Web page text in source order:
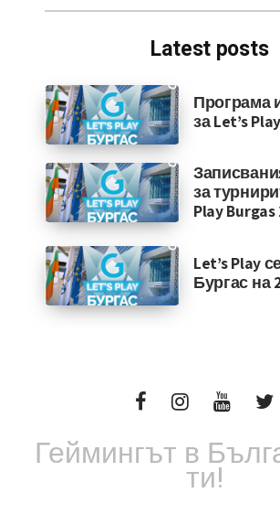
Latest posts
Програма
за Let’s
за
Play Burgas
Let’s Play
Бургас на
Геймингът в
ти!